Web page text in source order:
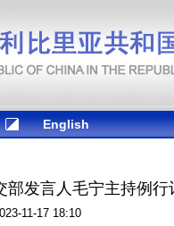
English
部发言人毛宁主持例行
11-17 18:10